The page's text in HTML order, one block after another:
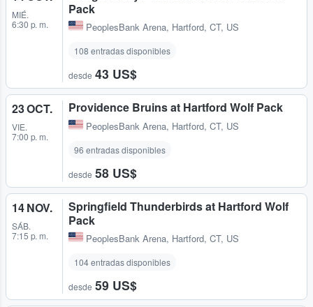
MIÉ.
6:30 p. m.
Pack
PeoplesBank Arena, Hartford, CT, US
108 entradas disponibles
desde 43 US$
23 OCT.
VIE.
7:00 p. m.
Providence Bruins at Hartford Wolf Pack
PeoplesBank Arena, Hartford, CT, US
96 entradas disponibles
desde 58 US$
14 NOV.
SÁB.
7:15 p. m.
Springfield Thunderbirds at Hartford Wolf
Pack
PeoplesBank Arena, Hartford, CT, US
104 entradas disponibles
desde 59 US$